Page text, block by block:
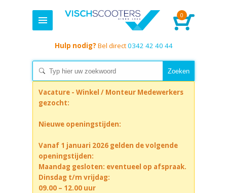
0
Hulp nodig? Bel direct0342 42 40 44
Vacature - Winkel / Monteur Medewerkers
gezocht:
Nieuwe openingstijden:
Vanaf 1 januari 2026 gelden de volgende
openingstijden:
Maandag gesloten: eventueel op afspraak.
Dinsdag t/m vrijdag:
09.00 – 12.00 uur